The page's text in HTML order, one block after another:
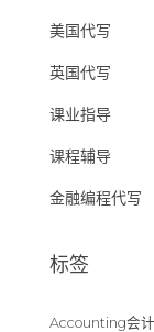
美国代写
英国代写
课业指导
课程辅导
金融编程代写
标签
Accounting会